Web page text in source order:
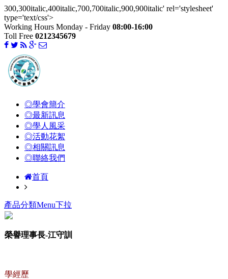
300,300italic,400italic,700,700italic,900,900italic' rel='stylesheet'
type='text/css'>
Working Hours Monday - Friday 08:00-16:00
Toll Free 0212345679
◎學會簡介
◎最新訊息
◎學人風采
◎活動花絮
◎相關訊息
◎聯絡我們
首頁
產品分類Menu下拉
榮譽理事長-江守訓
學經歷